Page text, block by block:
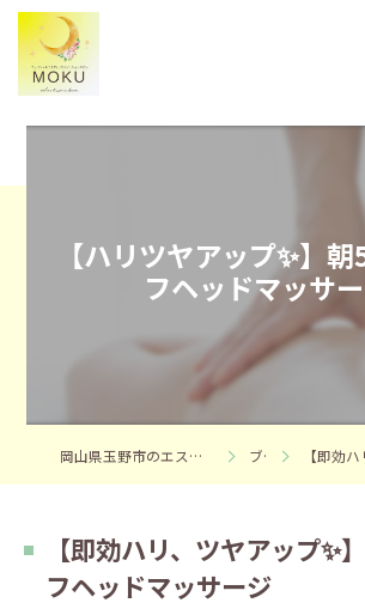
【ハリツヤアップ✨】
フヘッドマッサ
岡山県玉野市のエステならフェイシャルエステサロンMOKU ブログ 【即効ハリ、ツヤアッ
【即効ハリ、ツヤアップ✨
フヘッドマッサージ